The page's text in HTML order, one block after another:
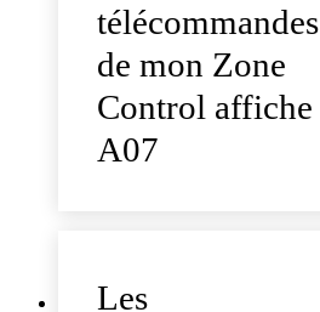
télécommandes
de mon Zone
Control affiche
A07
Les